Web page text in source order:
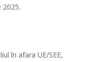
în afara UE/SEE,